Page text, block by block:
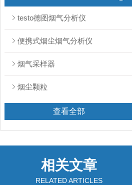
testo德图烟气分析仪
便携式烟尘烟气分析仪
烟气采样器
烟尘颗粒
查看全部
相关文章
RELATED ARTICLES